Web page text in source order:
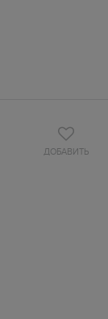
ДОБАВИТЬ